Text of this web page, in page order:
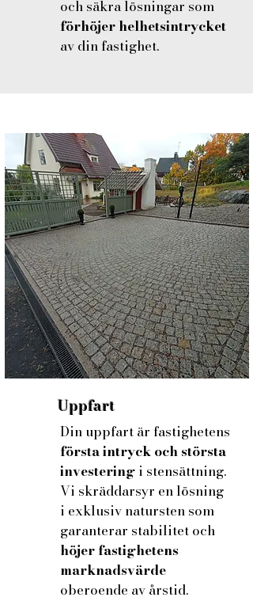
och säkra lösningar som
förhöjer helhetsintrycket
av din fastighet.
Uppfart
Din uppfart är fastighetens
första intryck och största
investeringi stensättning.
Vi skräddarsyr en lösning
i exklusiv natursten som
garanterar stabilitet och
höjer fastighetens
marknadsvärde
oberoende av årstid.